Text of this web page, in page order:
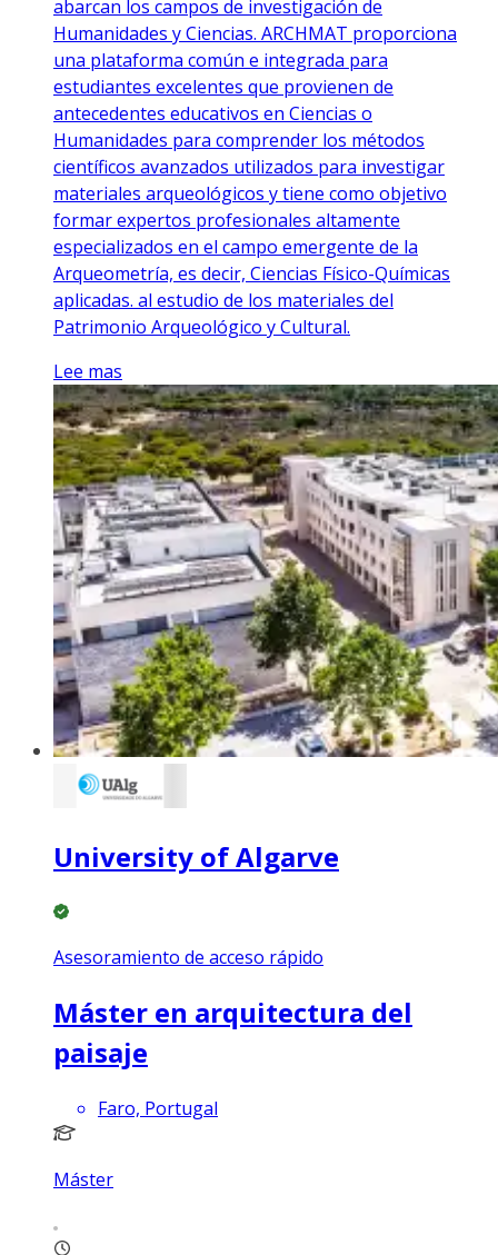
abarcan los campos de investigación de
Humanidades y Ciencias. ARCHMAT proporciona
una plataforma común e integrada para
estudiantes excelentes que provienen de
antecedentes educativos en Ciencias o
Humanidades para comprender los métodos
científicos avanzados utilizados para investigar
materiales arqueológicos y tiene como objetivo
formar expertos profesionales altamente
especializados en el campo emergente de la
Arqueometría, es decir, Ciencias Físico-Químicas
aplicadas. al estudio de los materiales del
Patrimonio Arqueológico y Cultural.
Lee mas
University of Algarve
Asesoramiento de acceso rápido
Máster en arquitectura del
paisaje
Faro, Portugal
Máster